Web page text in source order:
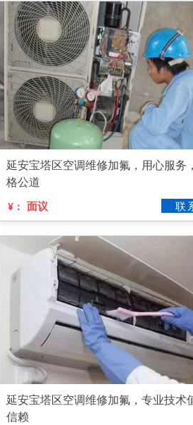
延安宝塔区空调维修加氟，用心服务
格公道
¥： 面议 联
延安宝塔区空调维修加氟，专业技术
信赖